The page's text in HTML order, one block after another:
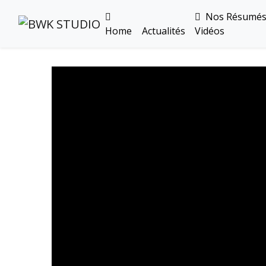
Home Actualités
Nos Résumés
Vidéos